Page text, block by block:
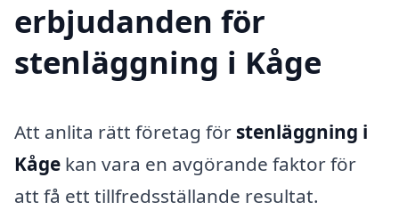
erbjudanden för
stenläggning i Kåge
Att anlita rätt företag för stenläggning i
Kåge kan vara en avgörande faktor för
att få ett tillfredsställande resultat.